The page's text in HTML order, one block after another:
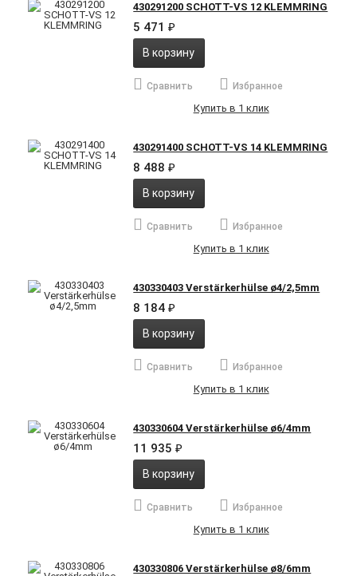
430291200 SCHOTT-VS 12 KLEMMRING
5 471₽
В корзину
Сравнить Избранное
Купить в 1 клик
430291400 SCHOTT-VS 14 KLEMMRING
8 488₽
В корзину
Сравнить Избранное
Купить в 1 клик
430330403 Verstärkerhülse ø4/2,5mm
8 184₽
В корзину
Сравнить Избранное
Купить в 1 клик
430330604 Verstärkerhülse ø6/4mm
11 935₽
В корзину
Сравнить Избранное
Купить в 1 клик
430330806 Verstärkerhülse ø8/6mm